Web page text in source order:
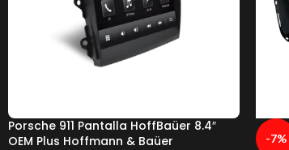
Porsche 911 Pantalla HoffBaüer 8.4″
OEM Plus Hoffmann & Baüer
-7%